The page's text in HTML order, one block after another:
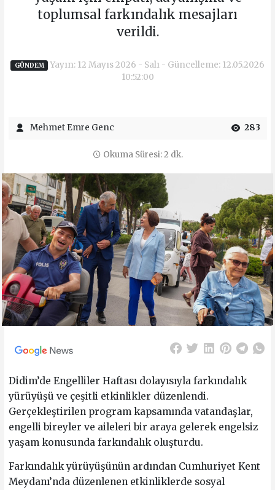
toplumsal farkındalık mesajları
verildi.
GÜNDEM
Yayın: 12 Mayıs 2026 - Salı - Güncelleme: 12.05.2026
10:52:00
Mehmet Emre Genc 283
Okuma Süresi: 2 dk.
Didim’de Engelliler Haftası dolayısıyla farkındalık
yürüyüşü ve çeşitli etkinlikler düzenlendi.
Gerçekleştirilen program kapsamında vatandaşlar,
engelli bireyler ve aileleri bir araya gelerek engelsiz
yaşam konusunda farkındalık oluşturdu.
Farkındalık yürüyüşünün ardından Cumhuriyet Kent
Meydanı’nda düzenlenen etkinliklerde sosyal